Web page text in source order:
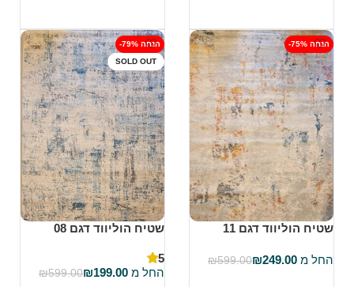
-75% הנחה
שטיח הוליווד דגם 11
החל מ ₪249.00
₪599.00
-79% הנחה
SOLD OUT
שטיח הוליווד דגם 08
5
החל מ
₪199.00
₪599.00